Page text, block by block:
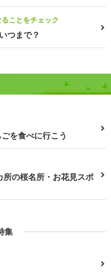
ことをチェック
つまで？
を食べに行こう
所の桜名所・お花見スポ
集